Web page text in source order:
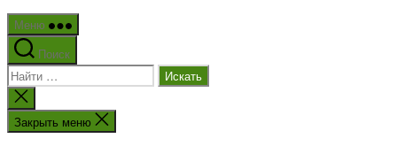
Меню
Поиск
Поиск:
Закрыть
поиск
Закрыть меню